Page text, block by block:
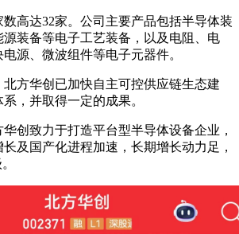
高达32家。公司主要产品包括半导体装
装备等电子工艺装备，以及电阻、电
源、微波组件等电子元器件。
北方华创已加快自主可控供应链生态建
，并取得一定的成果。
创致力于打造平台型半导体设备企业，
及国产化进程加速，长期增长动力足，